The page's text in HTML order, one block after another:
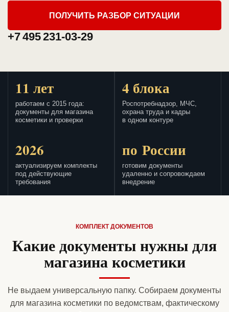
ПОЛУЧИТЬ РАЗБОР СИТУАЦИИ
+7 495 231-03-29
11 лет
работаем с 2015 года:
документы для магазина
косметики и проверки
4 блока
Роспотребнадзор, МЧС,
охрана труда и кадры
в одном контуре
2026
актуализируем комплекты
под действующие
требования
по России
готовим документы
удаленно и сопровождаем
внедрение
КОМПЛЕКТ ДОКУМЕНТОВ
Какие документы нужны для
магазина косметики
Не выдаем универсальную папку. Собираем документы
для магазина косметики по ведомствам, фактическому